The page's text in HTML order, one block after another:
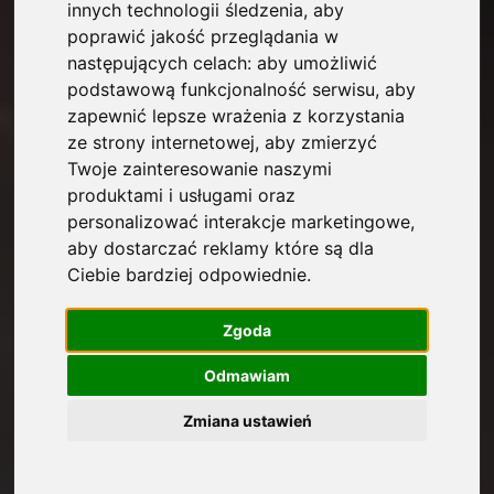
innych technologii śledzenia, aby
poprawić jakość przeglądania w
następujących celach:aby umożliwić
podstawową funkcjonalność serwisu,aby
zapewnić lepsze wrażenia z korzystania
ze strony internetowej,aby zmierzyć
Twoje zainteresowanie naszymi
produktami i usługami oraz
personalizować interakcje marketingowe,
aby dostarczać reklamy które są dla
Ciebie bardziej odpowiednie.
Zgoda
Odmawiam
Zmiana ustawień
wdrożeniowy posiadanych wyników
badań.
Program PoC jest finansowany z
Funduszy Europejskich na rzecz
Nowoczesnej Gospodarki.
WYSOKOŚĆ DOFINANSOWANIA:
Jeden projekt może otrzymać
finansowanie w maksymalnej
wysokości 700 tys. zł. Środki są
przyznawane w drodze
konkursu na maksymalnie 12